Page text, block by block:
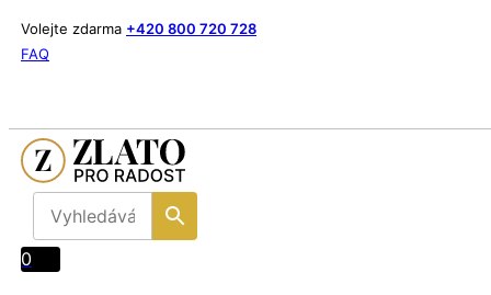
Volejte zdarma +420 800 720 728
FAQ
0